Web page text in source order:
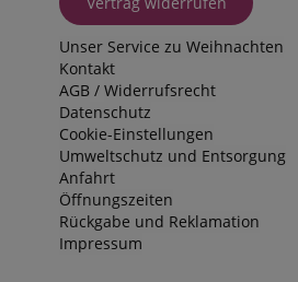
Unser Service zu Weihnachten
Kontakt
AGB / Widerrufsrecht
Datenschutz
Cookie-Einstellungen
Umweltschutz und Entsorgung
Anfahrt
Öffnungszeiten
Rückgabe und Reklamation
Impressum